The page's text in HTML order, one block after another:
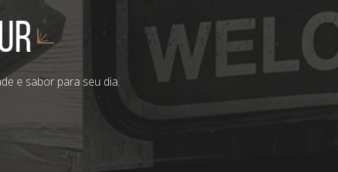
e sabor para seu dia.